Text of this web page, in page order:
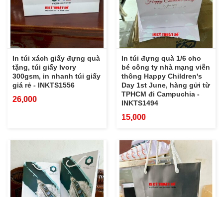
In túi xách giấy đựng quà
tặng, túi giấy Ivory
300gsm, in nhanh túi giấy
giá rẻ - INKTS1556
26,000
In túi đựng quà 1/6 cho
bé công ty nhà mạng viễn
thông Happy Children's
Day 1st June, hàng gửi từ
TPHCM đi Campuchia -
INKTS1494
15,000